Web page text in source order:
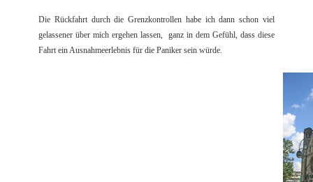
Die Rückfahrt durch die Grenzkontrollen habe ich dann schon viel
gelassener über mich ergehen lassen, ganz in dem Gefühl, dass diese
Fahrt ein Ausnahmeerlebnis für die Paniker sein würde.